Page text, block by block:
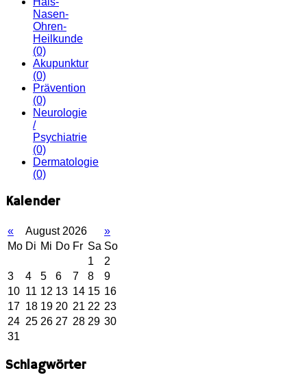
Nasen-
Ohren-
Heilkunde
(0)
Akupunktur
(0)
Prävention
(0)
Neurologie
/
Psychiatrie
(0)
Dermatologie
(0)
Kalender
« August 2026
»
Mo Di Mi Do Fr Sa So
1
2
3
4 5 6 7 8
9
10 11 12 13 14 15 16
17 18 19 20 21 22 23
24 25 26 27 28 29 30
31
Schlagwörter